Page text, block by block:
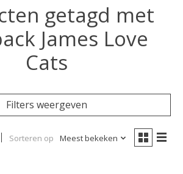
getagd met
James Love
Cats
Filters weergeven
Sorteren op Meest bekeken